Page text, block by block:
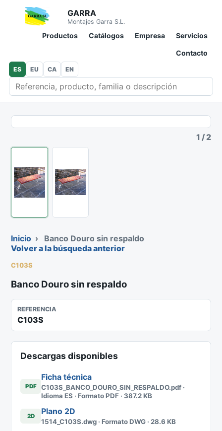
GARRA
Montajes Garra S.L.
Productos Catálogos Empresa Servicios
Contacto
Buscar en catálogo
ES EU CA EN
1 /2
Inicio ›
Banco Douro sin respaldo
Volver a la búsqueda anterior
C103S
Banco Douro sin respaldo
REFERENCIA
C103S
Descargas disponibles
PDF
Ficha técnica
C103S_BANCO_DOURO_SIN_RESPALDO.pdf ·
Idioma ES · Formato PDF · 387.2 KB
2D Plano 2D
1514_C103S.dwg · Formato DWG · 28.6 KB